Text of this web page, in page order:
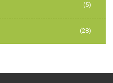
(5)
(28)